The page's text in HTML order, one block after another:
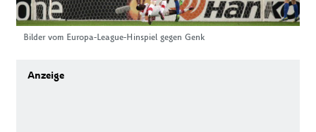
Bilder vom Europa-League-Hinspiel gegen Genk